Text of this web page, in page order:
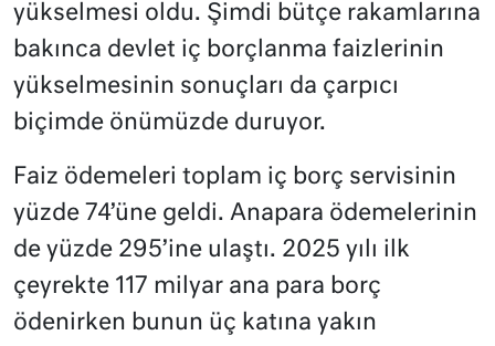
yükselmesi oldu. Şimdi bütçe rakamlarına
bakınca devlet iç borçlanma faizlerinin
yükselmesinin sonuçları da çarpıcı
biçimde önümüzde duruyor.
Faiz ödemeleri toplam iç borç servisinin
yüzde 74’üne geldi. Anapara ödemelerinin
de yüzde 295’ine ulaştı. 2025 yılı ilk
çeyrekte 117 milyar ana para borç
ödenirken bunun üç katına yakın